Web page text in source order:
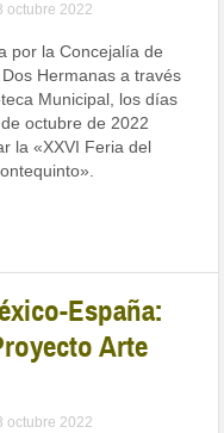
octubre 2022
por la Concejalía de
Hermanas a través
Municipal, los días
octubre de 2022
la «XXVI Feria del
España:
Arte
octubre 2022